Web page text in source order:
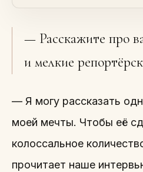
— Расскажите про
и мелкие
— Я могу рассказать
моей мечты. Чтобы её
колоссальное
прочитает наше